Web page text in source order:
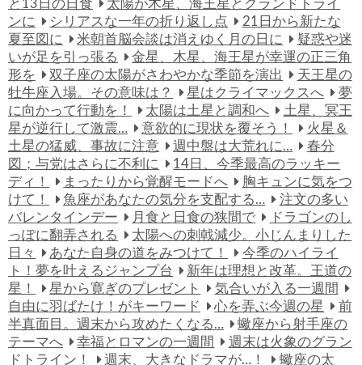
ンに
シリアスな一年の折り返し点
21日から新たな
夏至図に
米朝首脳会談は消えゆく月の日に
疑惑や迷
いが足を引っ張る
金星、木星、海王星が幸運の正三角
形を
双子座の太陽がさわやかな季節を演出
天王星の
牡牛座入場。その意味は？
星はクライマックスへ
夢
に向かって行動を！
太陽は土星と調和へ
土星、冥王
星が逆行して激震…
意欲的に現状を覆そう！
火星＆
土星の猛威、事故に注意
週中盤は大荒れに…
春分
図；与党はさらに不利に
14日、今季最高のラッキー
ディ！
まったりから覚醒モードへ
胸キュンに気をつ
けて！
魚座があなたの気分を支配する…
注文の多い
バレンタインデー
月食と日食の狭間で
ドラゴンのし
っぽに翻弄される
太陽への刺戟減少。小じんまりした
日々
あなた自身の道をみつけて！
今季のハイライ
ト！夢を叶えるジャンプ台
新年は理想と改革。王道の
星！
星から寛ぎのプレゼント
気合いが入る一週間
自由に羽ばたけ！がキーワード
心を弄ぶ今週の星
前
半真面目。週末から攻めたくなる…
蠍座から射手座の
テーマへ
幸福とロマンの一週間
週末は火象のグラン
ドトライン！
週末、大きなドラマが…！
蠍座の太